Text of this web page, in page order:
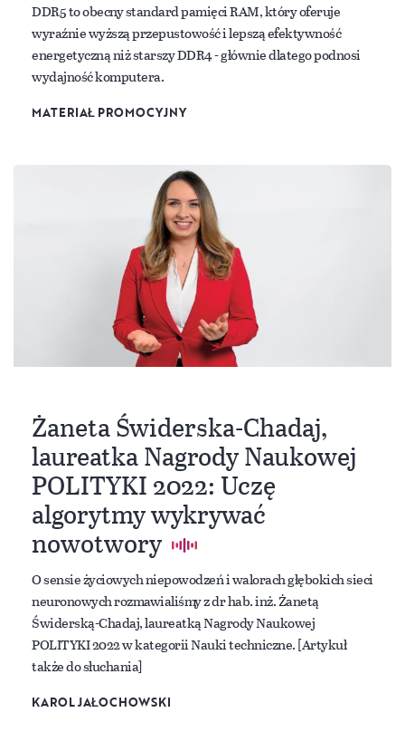
DDR5 to obecny standard pamięci RAM, który oferuje
wyraźnie wyższą przepustowość i lepszą efektywność
energetyczną niż starszy DDR4 - głównie dlatego podnosi
wydajność komputera.
MATERIAŁ PROMOCYJNY
Żaneta Świderska-Chadaj,
laureatka Nagrody Naukowej
POLITYKI 2022: Uczę
algorytmy wykrywać
nowotwory
O sensie życiowych niepowodzeń i walorach głębokich sieci
neuronowych rozmawialiśmy z dr hab. inż. Żanetą
Świderską-Chadaj, laureatką Nagrody Naukowej
POLITYKI 2022 w kategorii Nauki techniczne. [Artykuł
także do słuchania]
KAROL JAŁOCHOWSKI